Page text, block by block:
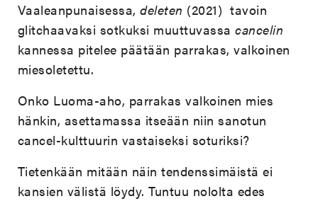
Vaaleanpunaisessa,deleten (2021) tavoin
glitchaavaksi sotkuksi muuttuvassa cancelin
kannessa pitelee päätään parrakas, valkoinen
miesoletettu.
Onko Luoma-aho, parrakas valkoinen mies
hänkin, asettamassa itseään niin sanotun
cancel-kulttuurin vastaiseksi soturiksi?
Tietenkään mitään näin tendenssimäistä ei
kansien välistä löydy. Tuntuu nololta edes